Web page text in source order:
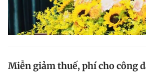
Miễn giảm thuế, phí cho công